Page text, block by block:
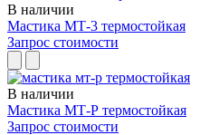
В наличии
Мастика МТ-3 термостойкая
Запрос стоимости
В наличии
Мастика МТ-Р термостойкая
Запрос стоимости